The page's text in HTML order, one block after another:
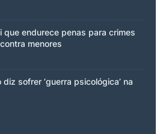
que endurece penas para crimes
menores
diz sofrer ‘guerra psicológica’ na